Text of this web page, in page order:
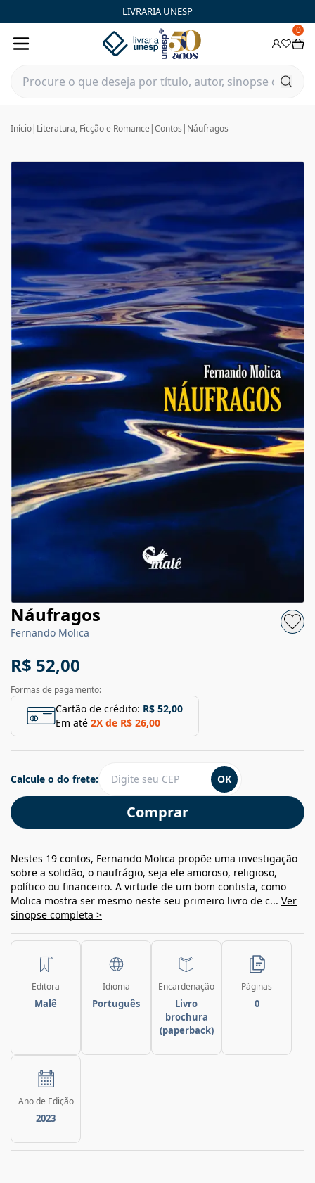
LIVRARIA UNESP
0
Início| Literatura, Ficção e Romance |Contos | Náufragos
Náufragos
Fernando Molica
R$ 52,00
Formas de pagamento:
Cartão de crédito: R$ 52,00
Em até 2X de R$ 26,00
Comprar
Calcule o do frete: OK
Nestes 19 contos, Fernando Molica propõe uma investigação
sobre a solidão, o naufrágio, seja ele amoroso, religioso,
político ou financeiro. A virtude de um bom contista, como
Molica mostra ser mesmo neste seu primeiro livro de c... Ver
sinopse completa >
Editora
Malê
Idioma
Português
Encardenação
Livro
brochura
(paperback)
Páginas
0
Ano de Edição
2023